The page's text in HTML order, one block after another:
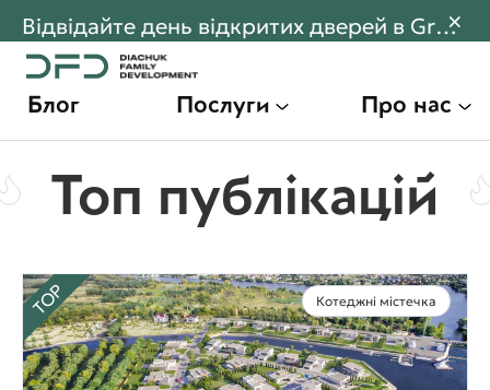
Відвідайте день відкритих дверей в Gran Montaña! Переходьте щоб дізнатися більше
×
Блог Послуги Про нас
Топ публікацій
TOP Котеджні містечка